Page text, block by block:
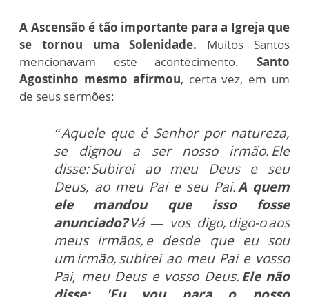
A Ascensão é tão importante para a Igreja que
se tornou uma Solenidade. Muitos Santos
mencionavam este acontecimento. Santo
Agostinho mesmo afirmou, certa vez, em um
de seus sermões:
“Aquele que é Senhor por natureza,
se dignou a ser nosso irmão. Ele
disse: Subirei ao meu Deus e seu
Deus, ao meu Pai e seu Pai.A quem
ele mandou que isso fosse
anunciado?Vá — vos digo, digo-o aos
meus irmãos, e desde que eu sou
um irmão, subirei ao meu Pai e vosso
Pai, meu Deus e vosso Deus.Ele não